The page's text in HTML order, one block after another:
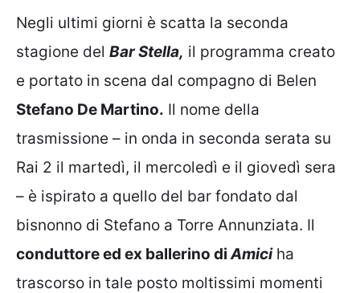
Negli ultimi giorni è scatta la seconda
stagione del Bar Stella, il programma creato
e portato in scena dal compagno di Belen
Stefano De Martino. Il nome della
trasmissione – in onda in seconda serata su
Rai 2 il martedì, il mercoledì e il giovedì sera
– è ispirato a quello del bar fondato dal
bisnonno di Stefano a Torre Annunziata. Il
conduttore ed ex ballerino di Amiciha
trascorso in tale posto moltissimi momenti